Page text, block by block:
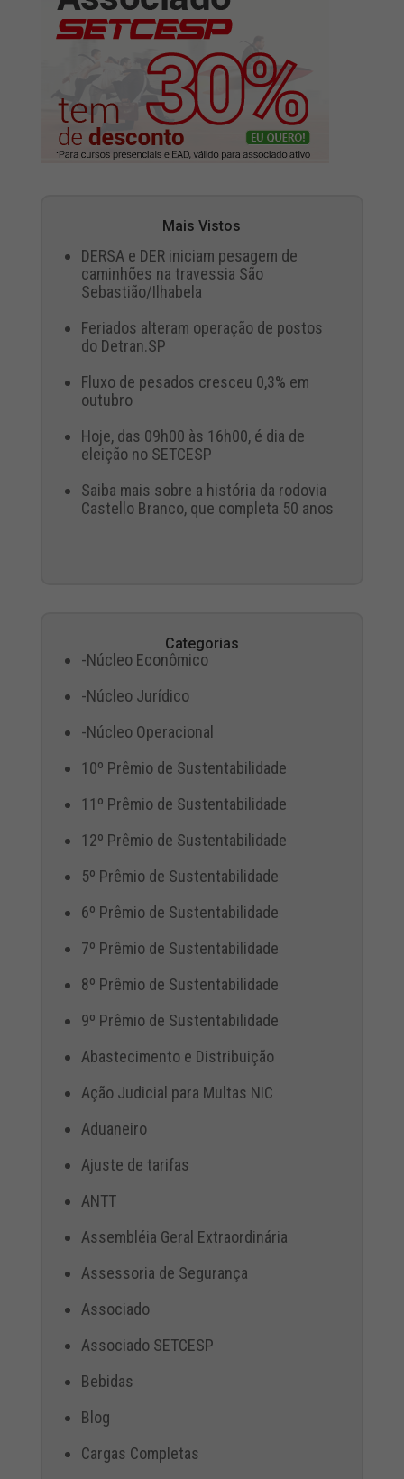
Mais Vistos
DERSA e DER iniciam pesagem de
caminhões na travessia São
Sebastião/Ilhabela
Feriados alteram operação de postos
do Detran.SP
Fluxo de pesados cresceu 0,3% em
outubro
Hoje, das 09h00 às 16h00, é dia de
eleição no SETCESP
Saiba mais sobre a história da rodovia
Castello Branco, que completa 50 anos
Categorias
-Núcleo Econômico
-Núcleo Jurídico
-Núcleo Operacional
10º Prêmio de Sustentabilidade
11º Prêmio de Sustentabilidade
12º Prêmio de Sustentabilidade
5º Prêmio de Sustentabilidade
6º Prêmio de Sustentabilidade
7º Prêmio de Sustentabilidade
8º Prêmio de Sustentabilidade
9º Prêmio de Sustentabilidade
Abastecimento e Distribuição
Ação Judicial para Multas NIC
Aduaneiro
Ajuste de tarifas
ANTT
Assembléia Geral Extraordinária
Assessoria de Segurança
Associado
Associado SETCESP
Bebidas
Blog
Cargas Completas